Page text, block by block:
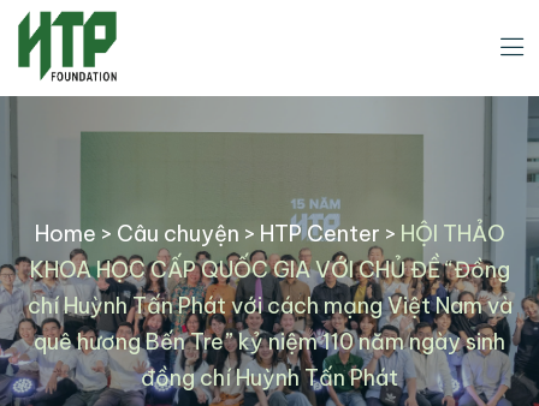
Home > Câu chuyện > HTP Center > HỘI THẢO
KHOA HỌC CẤP QUỐC GIA VỚI CHỦ ĐỀ “Đồng
chí Huỳnh Tấn Phát với cách mạng Việt Nam và
quê hương Bến Tre” kỷ niệm 110 năm ngày sinh
đồng chí Huỳnh Tấn Phát